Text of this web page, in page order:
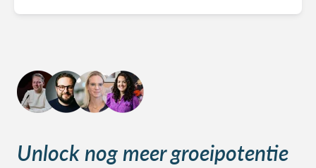
Unlock nog meer groeipotentie